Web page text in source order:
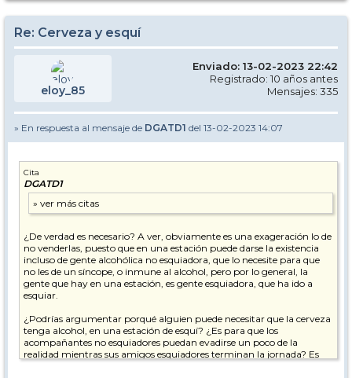
Re: Cerveza y esquí
eloy_85
Enviado: 13-02-2023 22:42
Registrado: 10 años antes
Mensajes: 335
» En respuesta al mensaje de DGATD1 del 13-02-2023 14:07
Cita
DGATD1
¿De verdad es necesario? A ver, obviamente es una exageración lo de
no venderlas, puesto que en una estación puede darse la existencia
incluso de gente alcohólica no esquiadora, que lo necesite para que
no les de un síncope, o inmune al alcohol, pero por lo general, la
gente que hay en una estación, es gente esquiadora, que ha ido a
esquiar.
¿Podrías argumentar porqué alguien puede necesitar que la cerveza
tenga alcohol, en una estación de esquí? ¿Es para que los
acompañantes no esquiadores puedan evadirse un poco de la
realidad mientras sus amigos esquiadores terminan la jornada? Es